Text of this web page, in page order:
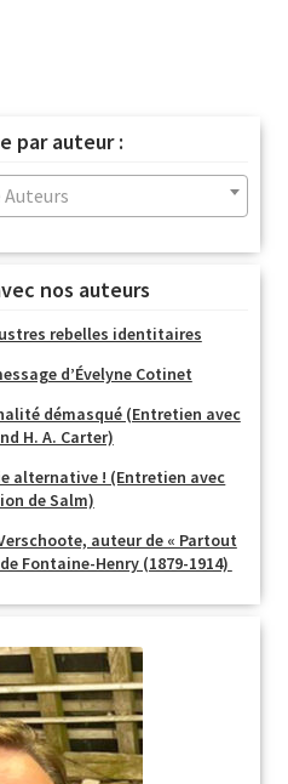
par auteur :
nos auteurs
rebelles identitaires
d’Évelyne Cotinet
démasqué (Entretien avec
H. A. Carter)
alternative ! (Entretien avec
de Salm)
auteur de « Partout
Fontaine-Henry (1879-1914)